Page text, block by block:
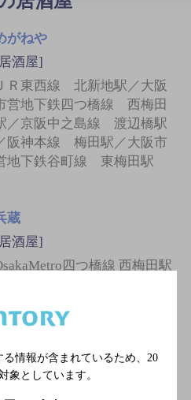
がねや
酒屋]
ＪＲ東西線 北新地駅／大阪
営地下鉄四つ橋線 西梅田
／京阪中之島線 渡辺橋駅
阪神本線 梅田駅／大阪市
地下鉄谷町線 東梅田駅
蔵
酒屋]
四つ橋線 西梅田駅
八っつぁん 西梅田
ち呑み]
情報が含まれているため、 20
象としています。